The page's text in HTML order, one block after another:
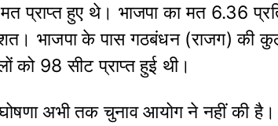
प्राप्त हुए थे। भाजपा का मत 6.36
भाजपा के पास गठबंधन (राजग) की
98 सीट प्राप्त हुई थी।
अभी तक चुनाव आयोग ने नहीं की